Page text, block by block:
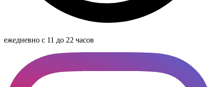
ежедневно с 11 до 22 часов